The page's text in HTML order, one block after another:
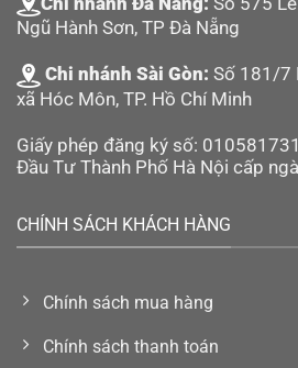
Ngũ Hành Sơn, TP Đà Nẵng
Chi nhánh Sài Gòn: Số 181/7
xã Hóc Môn, TP. Hồ Chí Minh
Giấy phép đăng ký số:
Đầu Tư Thành Phố Hà Nội cấp
CHÍNH SÁCH KHÁCH HÀNG
Chính sách mua hàng
Chính sách thanh toán